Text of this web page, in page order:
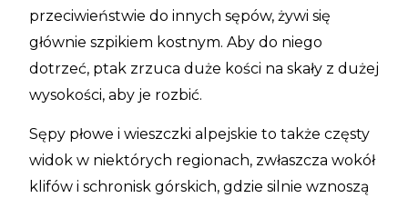
przeciwieństwie do innych sępów, żywi się
głównie szpikiem kostnym. Aby do niego
dotrzeć, ptak zrzuca duże kości na skały z dużej
wysokości, aby je rozbić.
Sępy płowe i wieszczki alpejskie to także częsty
widok w niektórych regionach, zwłaszcza wokół
klifów i schronisk górskich, gdzie silnie wznoszą